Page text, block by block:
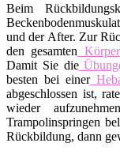
Beim
und der After. Zur
den gesamten Körper
Damit Sie die
besten bei einer
abgeschlossen ist,
wieder
Trampolinspringen
Rückbildung, dann